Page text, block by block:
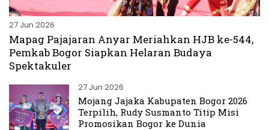
27 Jun 2026
Mapag Pajajaran Anyar Meriahkan HJB ke-544,
Pemkab Bogor Siapkan Helaran Budaya
Spektakuler
27 Jun 2026
Mojang Jajaka Kabupaten Bogor 2026
Terpilih, Rudy Susmanto Titip Misi
Promosikan Bogor ke Dunia